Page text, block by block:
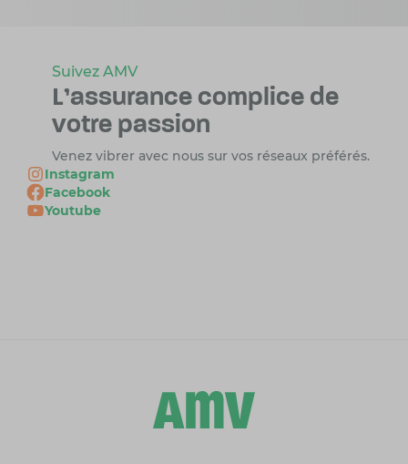
Suivez AMV
L'assurance complice de
votre passion
Venez vibrer avec nous sur vos réseaux préférés.
Instagram
Facebook
Youtube